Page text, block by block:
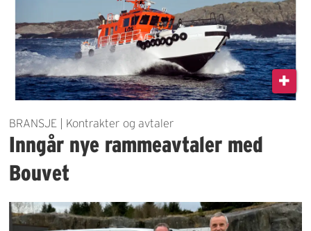
BRANSJE | Kontrakter og avtaler
Inngår nye rammeavtaler med
Bouvet